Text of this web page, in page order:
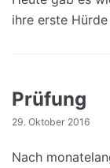
ihre erste
Prüfung
29. Oktober 2016
Nach